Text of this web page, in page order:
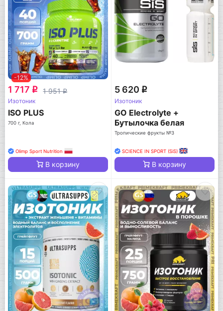
-12%
1 717 q 1 951q
Изотоник
ISO PLUS
700 г, Кола
Olimp Sport Nutrition
В корзину
5 620 q
Изотоник
GO Electrolyte +
Бутылочка белая
Тропические фрукты №3
SCIENCE IN SPORT (SiS)
В корзину